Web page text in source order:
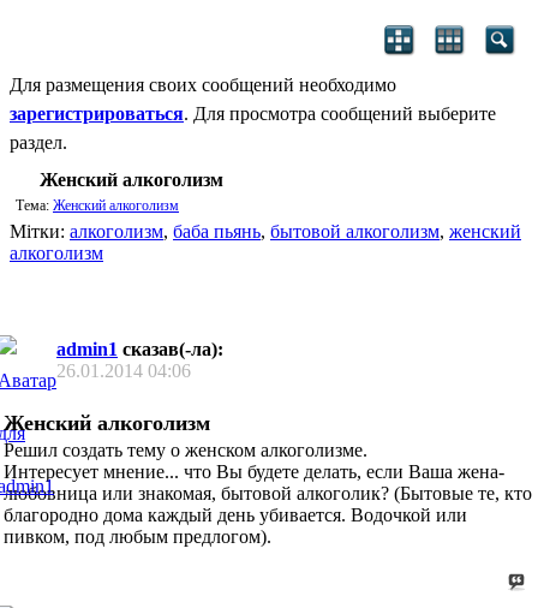
Для размещения своих сообщений необходимо
зарегистрироваться. Для просмотра сообщений выберите
раздел.
Женский алкоголизм
Тема: Женский алкоголизм
Мітки: алкоголизм, баба пьянь, бытовой алкоголизм, женский
алкоголизм
admin1 сказав(-ла):
26.01.2014 04:06
Женский алкоголизм
Решил создать тему о женском алкоголизме.
Интересует мнение... что Вы будете делать, если Ваша жена-
любовница или знакомая, бытовой алкоголик? (Бытовые те, кто
благородно дома каждый день убивается. Водочкой или
пивком, под любым предлогом).